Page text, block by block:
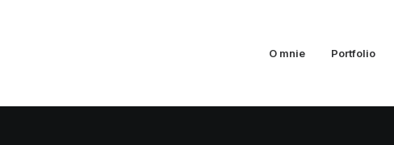
O mnie Portfolio